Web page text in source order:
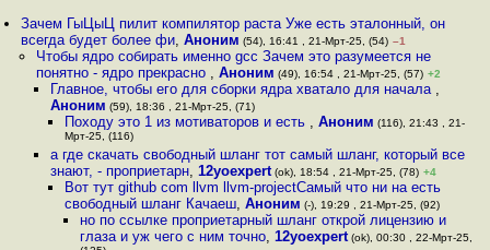
Зачем ГыЦыЦ пилит компилятор раста Уже есть эталонный, он
всегда будет более фи,Аноним (54), 16:41 , 21-Мрт-25, (54) –1
Чтобы ядро собирать именно gcc Зачем это разумеется не
понятно - ядро прекрасно , Аноним (49), 16:54 , 21-Мрт-25, (57) +2
Главное, чтобы его для сборки ядра хватало для начала ,
Аноним (59), 18:36 , 21-Мрт-25, (71)
Походу это 1 из мотиваторов и есть ,Аноним (116), 21:43 , 21-
Мрт-25, (116)
а где скачать свободный шланг тот самый шланг, который все
знают, - проприетарн, 12yoexpert(ok), 18:54 , 21-Мрт-25, (78) +4
Вот тут github com llvm llvm-projectСамый что ни на есть
свободный шланг Качаеш,Аноним (-), 19:29 , 21-Мрт-25, (92)
но по ссылке проприетарный шланг открой лицензию и
глаза и уж чего с ним точно, 12yoexpert(ok), 00:30 , 22-Мрт-25,